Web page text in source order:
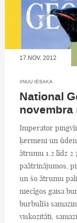
17.NOV, 2012
IINUU IESAKA
National
Imperator
ķermeni un
ātrumu 1.2 līdz
paātrinājumos,
un šo ātrumu
niecīgos gaisa
burbulīši
viskozitāti,